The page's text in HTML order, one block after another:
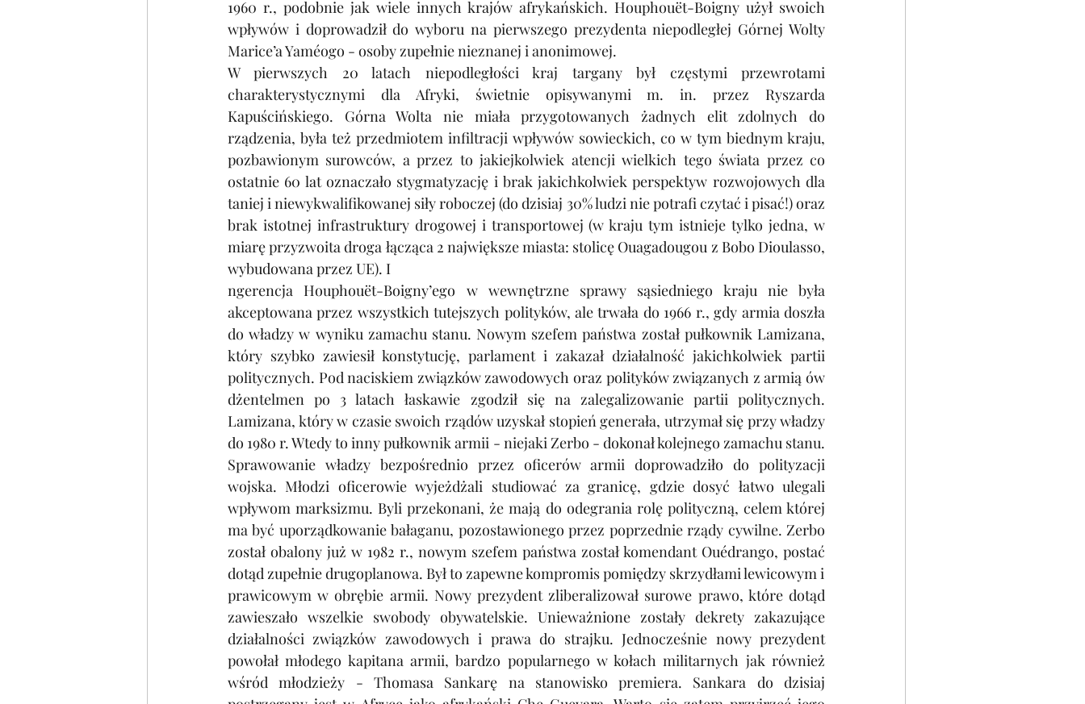
1960 r., podobnie jak wiele innych krajów afrykańskich. Houphouët-Boigny użył swoich
wpływów i doprowadził do wyboru na pierwszego prezydenta niepodległej Górnej Wolty
Marice’a Yaméogo - osoby zupełnie nieznanej i anonimowej.
W pierwszych 20 latach niepodległości kraj targany był częstymi przewrotami
charakterystycznymi dla Afryki, świetnie opisywanymi m. in. przez Ryszarda
Kapuścińskiego. Górna Wolta nie miała przygotowanych żadnych elit zdolnych do
rządzenia, była też przedmiotem infiltracji wpływów sowieckich, co w tym biednym kraju,
pozbawionym surowców, a przez to jakiejkolwiek atencji wielkich tego świata przez co
ostatnie 60 lat oznaczało stygmatyzację i brak jakichkolwiek perspektyw rozwojowych dla
taniej i niewykwalifikowanej siły roboczej (do dzisiaj 30% ludzi nie potrafi czytać i pisać!) oraz
brak istotnej infrastruktury drogowej i transportowej (w kraju tym istnieje tylko jedna, w
miarę przyzwoita droga łącząca 2 największe miasta: stolicę Ouagadougou z Bobo Dioulasso,
wybudowana przez UE). I
ngerencja Houphouët-Boigny’ego w wewnętrzne sprawy sąsiedniego kraju nie była
akceptowana przez wszystkich tutejszych polityków, ale trwała do 1966 r., gdy armia doszła
do władzy w wyniku zamachu stanu. Nowym szefem państwa został pułkownik Lamizana,
który szybko zawiesił konstytucję, parlament i zakazał działalność jakichkolwiek partii
politycznych. Pod naciskiem związków zawodowych oraz polityków związanych z armią ów
dżentelmen po 3 latach łaskawie zgodził się na zalegalizowanie partii politycznych.
Lamizana, który w czasie swoich rządów uzyskał stopień generała, utrzymał się przy władzy
do 1980 r. Wtedy to inny pułkownik armii - niejaki Zerbo - dokonał kolejnego zamachu stanu.
Sprawowanie władzy bezpośrednio przez oficerów armii doprowadziło do polityzacji
wojska. Młodzi oficerowie wyjeżdżali studiować za granicę, gdzie dosyć łatwo ulegali
wpływom marksizmu. Byli przekonani, że mają do odegrania rolę polityczną, celem której
ma być uporządkowanie bałaganu, pozostawionego przez poprzednie rządy cywilne. Zerbo
został obalony już w 1982 r., nowym szefem państwa został komendant Ouédrango, postać
dotąd zupełnie drugoplanowa. Był to zapewne kompromis pomiędzy skrzydłami lewicowym i
prawicowym w obrębie armii. Nowy prezydent zliberalizował surowe prawo, które dotąd
zawieszało wszelkie swobody obywatelskie. Unieważnione zostały dekrety zakazujące
działalności związków zawodowych i prawa do strajku. Jednocześnie nowy prezydent
powołał młodego kapitana armii, bardzo popularnego w kołach militarnych jak również
wśród młodzieży - Thomasa Sankarę na stanowisko premiera. Sankara do dzisiaj